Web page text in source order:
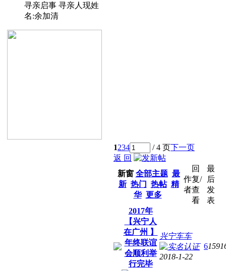
寻亲启事 寻亲人现姓
名:余加清
1234 / 4 页下一页
返 回
新窗 全部主题 最
新 热门 热帖 精
华 更多
作
者
回
复/
查
看
最
后
发
表
2017年
【兴宁人
在广州 】
年终联谊
会顺利举
行完毕
兴宁车车
2018-1-22
6